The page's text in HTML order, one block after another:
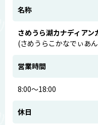
名称
さめうら湖カナディア
(さめうらこかなでぃあ
営業時間
8:00～18:00
休日